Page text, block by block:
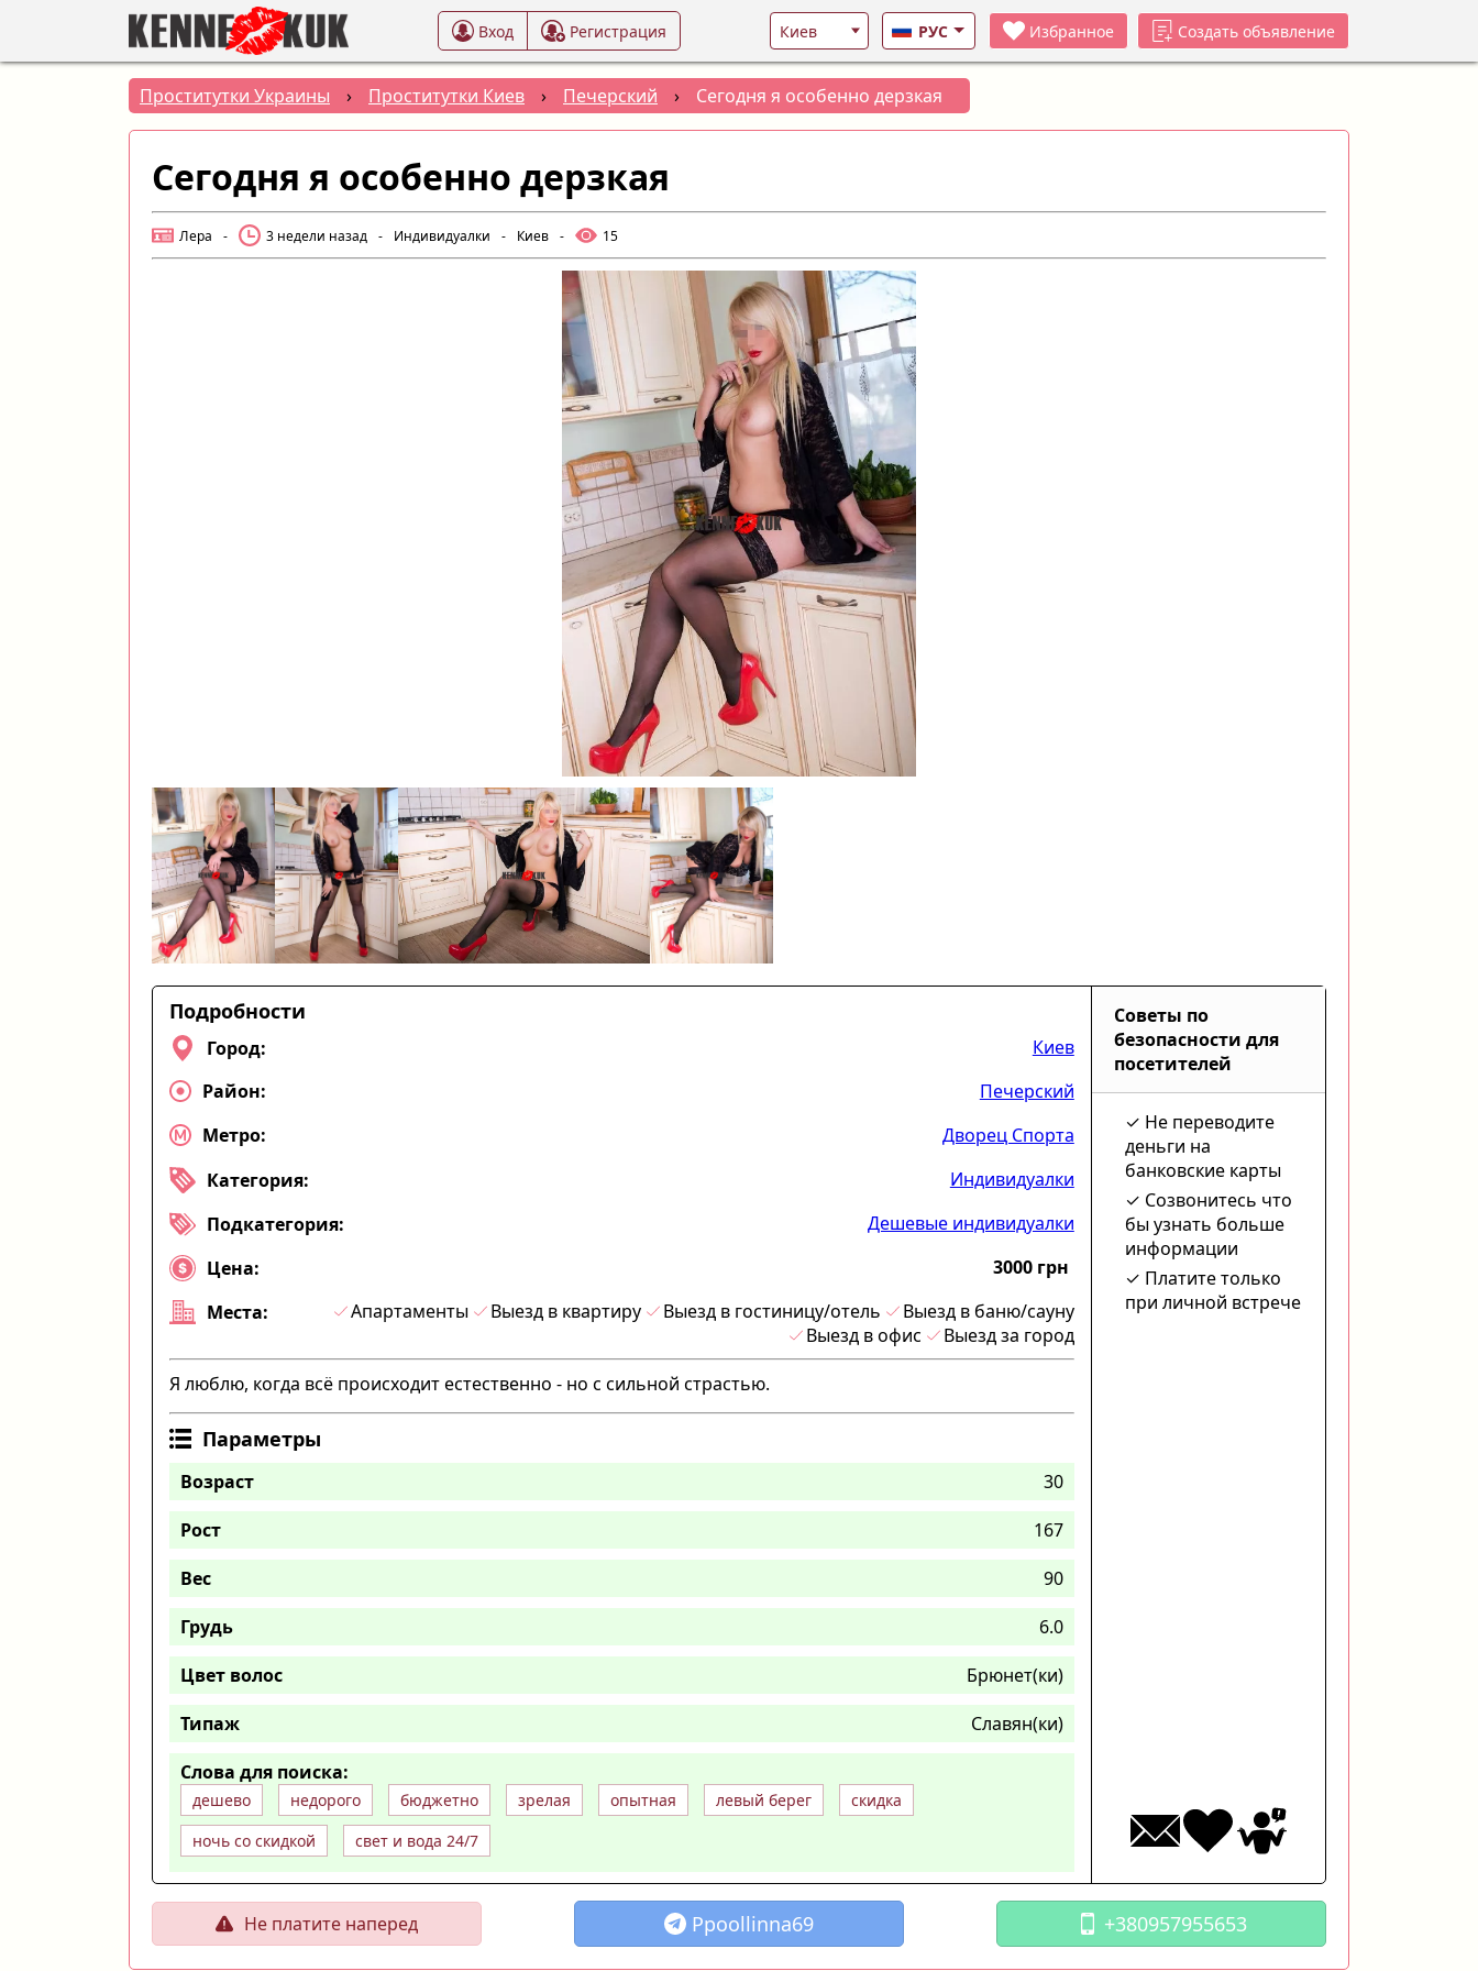
Вход Регистрация РУС Избранное Создать объявление
Проститутки Украины › Проститутки Киев › Печерский › Сегодня я особенно дерзкая
Сегодня я особенно дерзкая
Лера - 3 недели назад - Индивидуалки - Киев - 15
Подробности
Город:
Киев
Район:
Печерский
Метро:
Дворец Спорта
Категория:
Индивидуалки
Подкатегория:
Дешевые индивидуалки
Цена:
3000 грн
Места:
Апартаменты Выезд в квартиру Выезд в гостиницу/отель
Выезд в баню/сауну
Выезд в офис
Выезд за город
Я люблю, когда всё происходит естественно - но с сильной страстью.
Параметры
Возраст
30
Рост
167
Вес
90
Грудь
6.0
Цвет волос
Брюнет(ки)
Типаж
Славян(ки)
Слова для поиска:
дешево недорого бюджетно зрелая опытная левый берег
скидка
ночь со скидкой
свет и вода 24/7
Советы по
безопасности для
посетителей
Не переводите
деньги на
банковские карты
Созвонитесь что
бы узнать больше
информации
Платите только
при личной встрече
Не платите наперед Ppoollinna69 +380957955653